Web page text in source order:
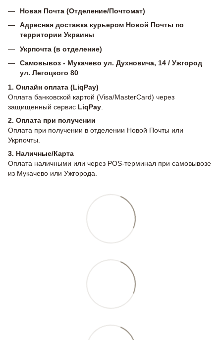
Новая Почта (Отделение/Почтомат)
Адресная доставка курьером Новой Почты по
территории Украины
Укрпочта (в отделение)
Самовывоз - Мукачево ул. Духновича, 14 / Ужгород
ул. Легоцкого 80
1. Онлайн оплата (LiqPay)
Оплата банковской картой (Visa/MasterCard) через
защищенный сервис LiqPay
2. Оплата при получении
Оплата при получении в отделении Новой Почты или
Укрпочты.
3. Наличные/Карта
Оплата наличными или через POS-терминал при самовывозе
из Мукачево или Ужгорода.